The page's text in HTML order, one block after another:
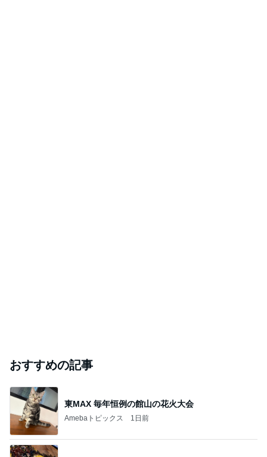
おすすめの記事
東MAX 毎年恒例の館山の花火大会
Amebaトピックス 1日前